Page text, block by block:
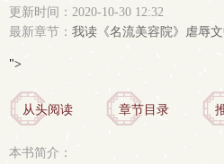
更新时间：2020-10-30 12:32
最新章节： 我读《名流美容院》虐辱
">
从头阅读 章节目录
本书简介：